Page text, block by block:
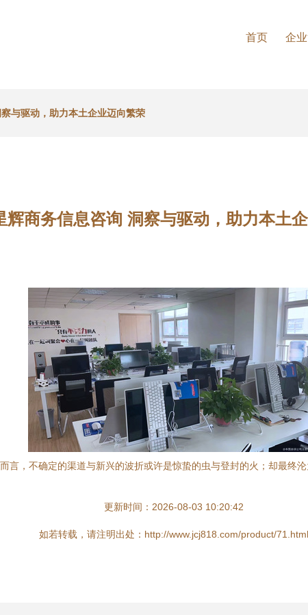
首页 企
与驱动，助力本土企业迈向繁荣
辉商务信息咨询 洞察与驱动，助力本土
言，不确定的渠道与新兴的波折或许是惊蛰的虫与登封的火；却最终
更新时间：2026-08-03 10:20:42
如若转载，请注明出处：http://www.jcj818.com/product/71.html